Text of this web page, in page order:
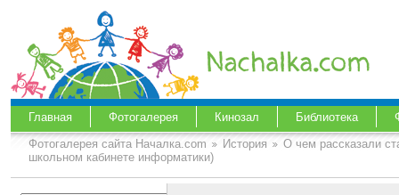
Главная Фотогалерея Кинозал Библиотека
Фотогалерея сайта Началка.com История
О чем рассказали
школьном кабинете информатики)